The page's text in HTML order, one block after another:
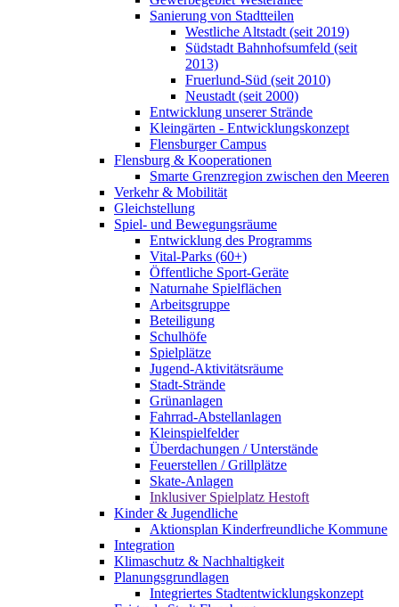
Sanierung von Stadtteilen
Westliche Altstadt (seit 2019)
Südstadt Bahnhofsumfeld (seit
2013)
Fruerlund-Süd (seit 2010)
Neustadt (seit 2000)
Entwicklung unserer Strände
Kleingärten - Entwicklungskonzept
Flensburger Campus
Flensburg & Kooperationen
Smarte Grenzregion zwischen den Meeren
Verkehr & Mobilität
Gleichstellung
Spiel- und Bewegungsräume
Entwicklung des Programms
Vital-Parks (60+)
Öffentliche Sport-Geräte
Naturnahe Spielflächen
Arbeitsgruppe
Beteiligung
Schulhöfe
Spielplätze
Jugend-Aktivitätsräume
Stadt-Strände
Grünanlagen
Fahrrad-Abstellanlagen
Kleinspielfelder
Überdachungen / Unterstände
Feuerstellen / Grillplätze
Skate-Anlagen
Inklusiver Spielplatz Hestoft
Kinder & Jugendliche
Aktionsplan Kinderfreundliche Kommune
Integration
Klimaschutz & Nachhaltigkeit
Planungsgrundlagen
Integriertes Stadtentwicklungskonzept